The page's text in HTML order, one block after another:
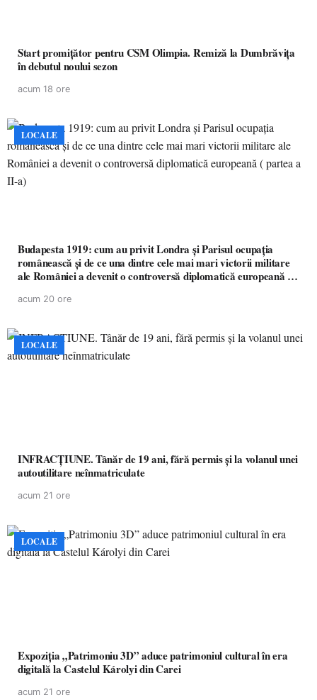
Start promițător pentru CSM Olimpia. Remiză la Dumbrăvița
în debutul noului sezon
acum 18 ore
LOCALE
Budapesta 1919: cum au privit Londra și Parisul ocupația
românească și de ce una dintre cele mai mari victorii militare
ale României a devenit o controversă diplomatică europeană (
acum 20 ore
LOCALE
INFRACȚIUNE. Tânăr de 19 ani, fără permis și la volanul unei
autoutilitare neînmatriculate
acum 21 ore
LOCALE
Expoziția „Patrimoniu 3D” aduce patrimoniul cultural în era
digitală la Castelul Károlyi din Carei
acum 21 ore